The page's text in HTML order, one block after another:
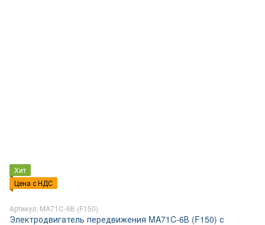
Хит
Цена с НДС
Артикул: MA71C-6В (F150)
Электродвигатель передвижения MA71C-6В (F150) с